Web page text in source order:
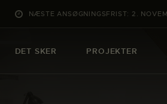
NÆSTE ANSØGNINGSFRIST: 2.
DET SKER PROJEKTER